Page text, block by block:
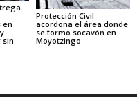
en
sin
Protección Civil
acordona el área donde
se formó socavón en
Moyotzingo